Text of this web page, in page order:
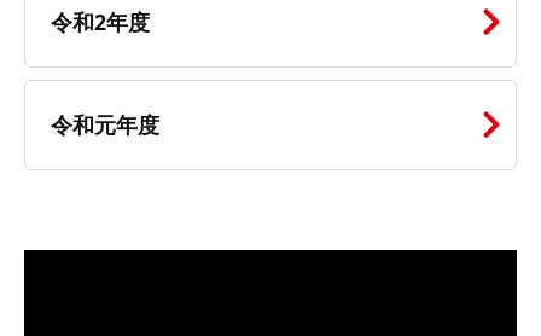
令和2年度
令和元年度